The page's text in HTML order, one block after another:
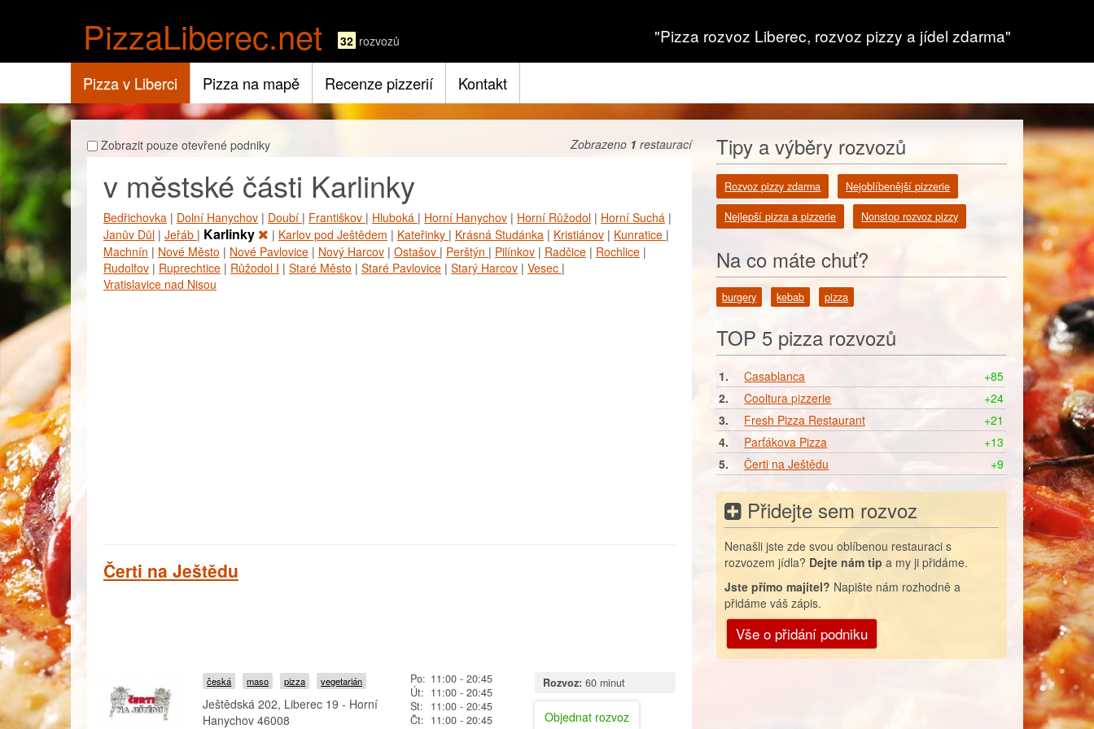
PizzaLiberec.net 32 rozvozů "Pizza rozvoz Liberec, rozvoz pizzy a jídel zdarma"
Pizza v Liberci Pizza na mapě Recenze pizzerií Kontakt
Zobrazit pouze otevřené podniky Zobrazeno 1 restaurací
v městské části Karlinky
Bedřichovka | Dolní Hanychov | Doubí | Františkov | Hluboká | Horní Hanychov | Horní Růžodol | Horní Suchá |
Janův Důl | Jeřáb | Karlinky | Karlov pod Ještědem | Kateřinky | Krásná Studánka | Kristiánov | Kunratice |
Machnín | Nové Město | Nové Pavlovice | Nový Harcov | Ostašov | Perštýn | Pilínkov | Radčice | Rochlice |
Rudolfov | Ruprechtice | Růžodol I | Staré Město | Staré Pavlovice | Starý Harcov | Vesec |
Vratislavice nad Nisou
Čerti na Ještědu
česká maso pizza vegetarián
Ještědská 202, Liberec 19 - Horní
Hanychov 46008
Po: 11:00- 20:45
Út: 11:00- 20:45
St:
11:00- 20:45
Čt: 11:00- 20:45
Rozvoz: 60 minut
Objednat rozvoz
Tipy a výběry rozvozů
Rozvoz pizzy zdarma Nejoblíbenější pizzerie
Nejlepší pizza a pizzerie Nonstop rozvoz pizzy
Na co máte chuť?
burgery kebab pizza
TOP 5 pizza rozvozů
1. Casablanca
+85
2.
Cooltura pizzerie
+24
3.
Fresh Pizza Restaurant
+21
4.
Parťákova Pizza
+13
5.
Čerti na Ještědu +9
Přidejte sem rozvoz
Nenašli jste zde svou oblíbenou restauraci s
rozvozem jídla? Dejte nám tip a my ji přidáme.
Jste přímo majitel? Napište nám rozhodně a
přidáme váš zápis.
Vše o přidání podniku